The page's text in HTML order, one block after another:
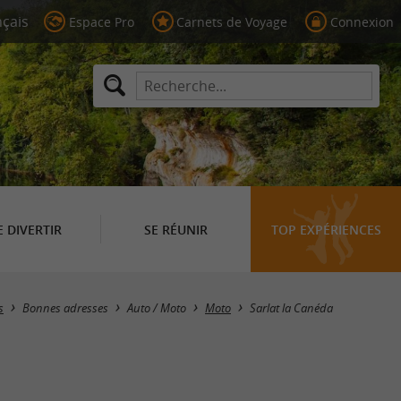
Espace Pro Carnets de Voyage Connexion
DIVERTIR SE RÉUNIR TOP EXPÉRIENCES
Masquer la carte
Bonnes adresses Auto / Moto Moto Sarlat la Canéda